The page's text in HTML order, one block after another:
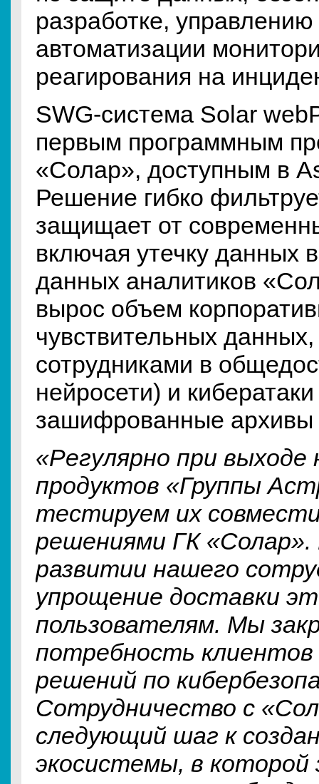
разработке,
автоматизации
реагирования на
SWG-система Solar
первым программным
«Солар», доступным в
Решение гибко
защищает от
включая утечку данных
данных аналитиков
вырос объем
чувствительных
сотрудниками в
нейросети) и
зашифрованные архивы
«Регулярно при выходе
продуктов «Группы
тестируем их
решениями ГК
развитии нашего
упрощение доставки
пользователям. Мы
потребность
решений по
Сотрудничество с
следующий шаг к
экосистемы, в которой